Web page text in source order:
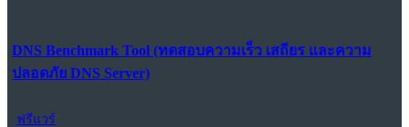
DNS Benchmark Tool (ทดสอบความเร็ว เสถียร และความ
ปลอดภัย DNS Server)
ฟรีแวร์